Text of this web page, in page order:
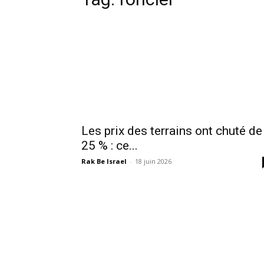
Les prix des terrains ont chuté de
25 % : ce...
Rak Be Israel - 18 juin 2026